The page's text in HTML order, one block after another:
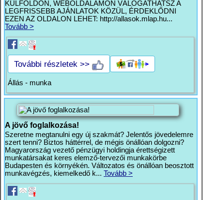
KÜLFÖLDÖN, WEBOLDALAMON VÁLOGATHATSZ A
LEGFRISSEBB AJÁNLATOK KÖZÜL, ÉRDEKLŐDNI
EZEN AZ OLDALON LEHET: http://allasok.mlap.hu...
Tovább >
További részletek >>
Állás - munka
A jövő foglalkozása!
Szeretne megtanulni egy új szakmát? Jelentős jövedelemre
szert tenni? Biztos háttérrel, de mégis önállóan dolgozni?
Magyarország vezető pénzügyi holdingja érettségizett
munkatársakat keres elemző-tervezői munkakörbe
Budapesten és környékén. Változatos és önállóan beosztott
munkavégzés, kiemelkedő k... Tovább >